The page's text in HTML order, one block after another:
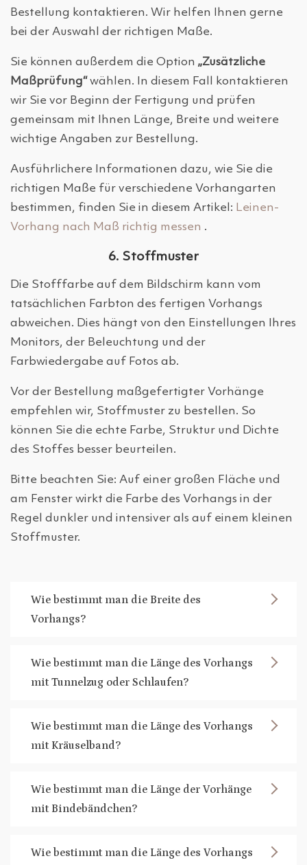
Bestellung kontaktieren. Wir helfen Ihnen gerne
bei der Auswahl der richtigen Maße.
Sie können außerdem die Option „Zusätzliche
Maßprüfung“ wählen. In diesem Fall kontaktieren
wir Sie vor Beginn der Fertigung und prüfen
gemeinsam mit Ihnen Länge, Breite und weitere
wichtige Angaben zur Bestellung.
Ausführlichere Informationen dazu, wie Sie die
richtigen Maße für verschiedene Vorhangarten
bestimmen, finden Sie in diesem Artikel: Leinen-
Vorhang nach Maß richtig messen .
6. Stoffmuster
Die Stofffarbe auf dem Bildschirm kann vom
tatsächlichen Farbton des fertigen Vorhangs
abweichen. Dies hängt von den Einstellungen Ihres
Monitors, der Beleuchtung und der
Farbwiedergabe auf Fotos ab.
Vor der Bestellung maßgefertigter Vorhänge
empfehlen wir, Stoffmuster zu bestellen. So
können Sie die echte Farbe, Struktur und Dichte
des Stoffes besser beurteilen.
Bitte beachten Sie: Auf einer großen Fläche und
am Fenster wirkt die Farbe des Vorhangs in der
Regel dunkler und intensiver als auf einem kleinen
Stoffmuster.
Wie bestimmt man die Breite des
Vorhangs?
Wie bestimmt man die Länge des Vorhangs
mit Tunnelzug oder Schlaufen?
Wie bestimmt man die Länge des Vorhangs
mit Kräuselband?
Wie bestimmt man die Länge der Vorhänge
mit Bindebändchen?
Wie bestimmt man die Länge des Vorhangs